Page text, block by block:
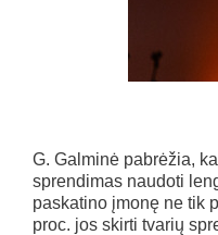
G. Galminė pabrėžia,
sprendimas naudoti
paskatino įmonę ne tik
proc. jos skirti tvarių